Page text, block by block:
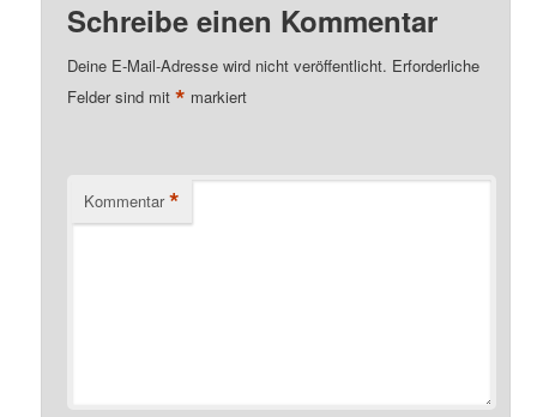
Schreibe einen Kommentar
Deine E-Mail-Adresse wird nicht veröffentlicht. Erforderliche
Felder sind mit* markiert
Kommentar *